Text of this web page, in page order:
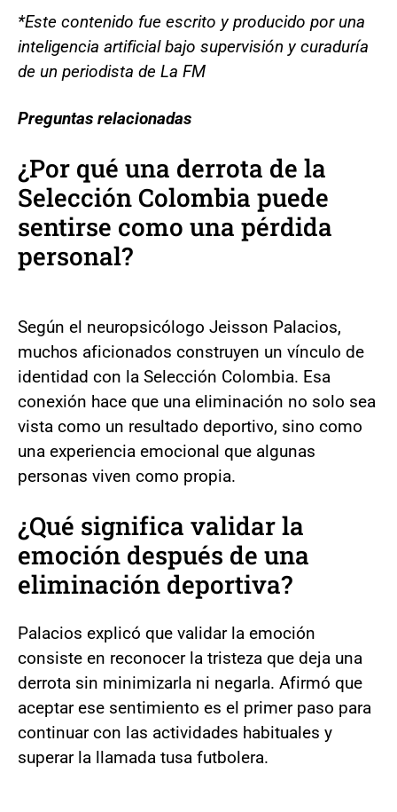
*Este contenido fue escrito y producido por una
inteligencia artificial bajo supervisión y curaduría
de un periodista de La FM
Preguntas relacionadas
¿Por qué una derrota de la
Selección Colombia puede
sentirse como una pérdida
personal?
Según el neuropsicólogo Jeisson Palacios,
muchos aficionados construyen un vínculo de
identidad con la Selección Colombia. Esa
conexión hace que una eliminación no solo sea
vista como un resultado deportivo, sino como
una experiencia emocional que algunas
personas viven como propia.
¿Qué significa validar la
emoción después de una
eliminación deportiva?
Palacios explicó que validar la emoción
consiste en reconocer la tristeza que deja una
derrota sin minimizarla ni negarla. Afirmó que
aceptar ese sentimiento es el primer paso para
continuar con las actividades habituales y
superar la llamada tusa futbolera.